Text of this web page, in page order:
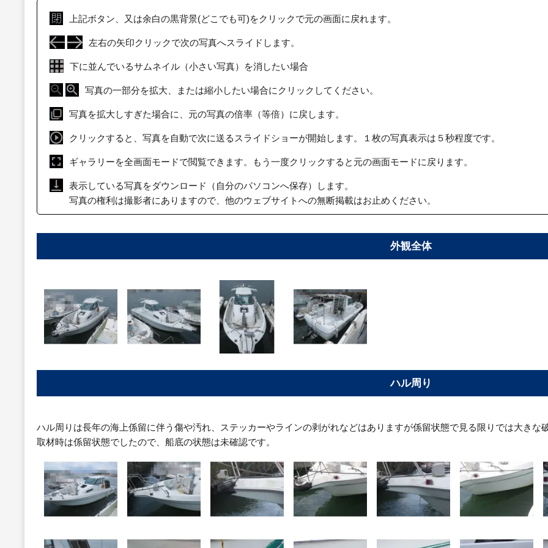
上記ボタン、又は余白の黒背景(どこでも可)をクリックで元の画面に戻れます。
左右の矢印クリックで次の写真へスライドします。
下に並んでいるサムネイル（小さい写真）を消したい場合
写真の一部分を拡大、または縮小したい場合にクリックしてください。
写真を拡大しすぎた場合に、元の写真の倍率（等倍）に戻します。
クリックすると、写真を自動で次に送るスライドショーが開始します。１枚の写真表示は５秒程度です。
ギャラリーを全画面モードで閲覧できます。もう一度クリックすると元の画面モードに戻ります。
表示している写真をダウンロード（自分のパソコンへ保存）します。
写真の権利は撮影者にありますので、他のウェブサイトへの無断掲載はお止めください。
外観全体
ハル周り
ハル周りは長年の海上係留に伴う傷や汚れ、ステッカーやラインの剥がれなどはありますが係留状態で見る限りでは大きな
取材時は係留状態でしたので、船底の状態は未確認です。